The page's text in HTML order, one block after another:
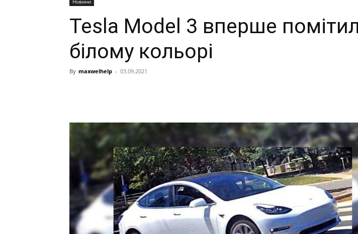
Новини
Tesla Model 3 вперше
білому кольорі
By maxwelhelp - 03.09.2021